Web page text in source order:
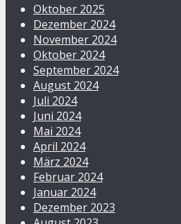
Oktober 2025
Dezember 2024
November 2024
Oktober 2024
September 2024
August 2024
Juli 2024
Juni 2024
Mai 2024
April 2024
März 2024
Februar 2024
Januar 2024
Dezember 2023